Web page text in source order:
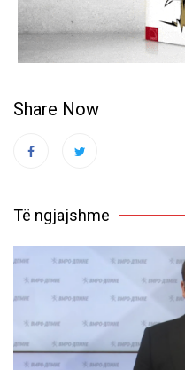
Share Now
Të ngjajshme